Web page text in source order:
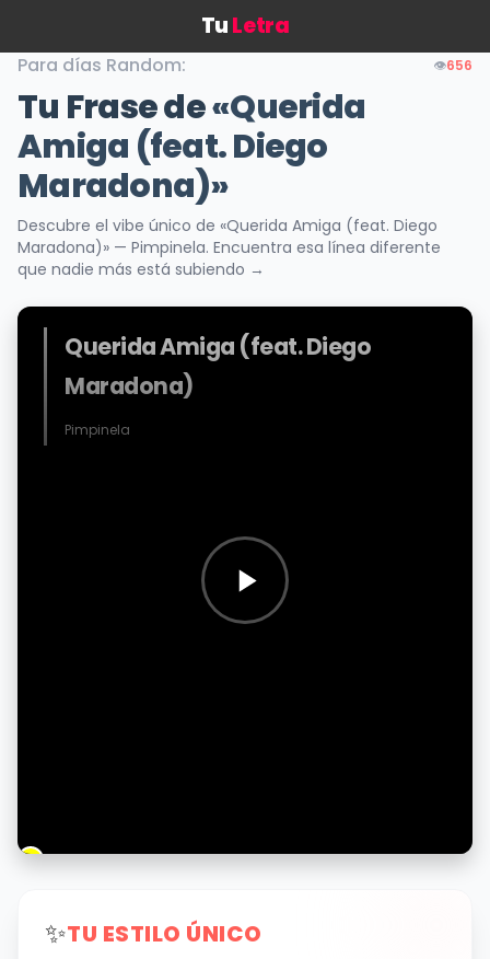
TuLetra
Para días Random: 👁️656
Tu Frase de«Querida
Amiga (feat. Diego
Maradona)»
Descubre el vibe único de «Querida Amiga (feat. Diego
Maradona)» — Pimpinela. Encuentra esa línea diferente
que nadie más está subiendo →
Querida Amiga (feat. Diego
Maradona)
Pimpinela
✨TU ESTILO ÚNICO